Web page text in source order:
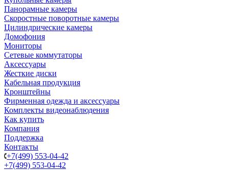
Панорамные камеры
Скоростные поворотные камеры
Цилиндрические камеры
Домофония
Мониторы
Сетевые коммутаторы
Аксессуары
Жесткие диски
Кабельная продукция
Кронштейны
Фирменная одежда и аксессуары
Комплекты видеонаблюдения
Как купить
Компания
Поддержка
Контакты
+7(499) 553-04-42
+7(499) 553-04-42